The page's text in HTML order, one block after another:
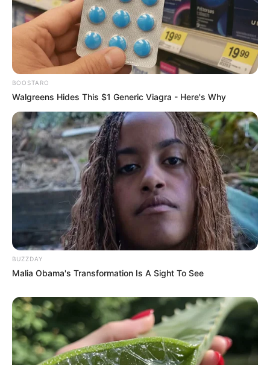
BOOSTARO
Walgreens Hides This $1 Generic Viagra - Here's Why
BUZZDAY
Malia Obama's Transformation Is A Sight To See